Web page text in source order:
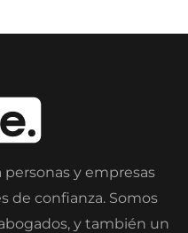
y empresas
de confianza. Somos
y también un